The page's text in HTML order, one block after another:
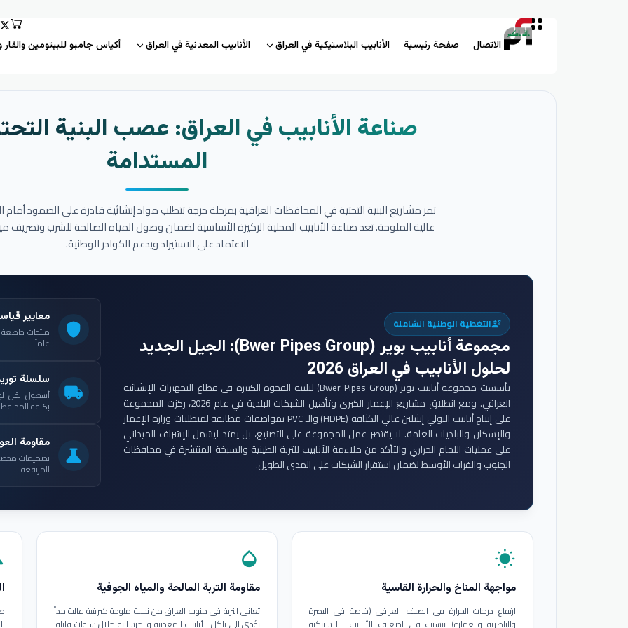
الاتصال صفحة رئيسية الأنابيب البلاستيكية في العراق الأنابيب المعدنية في العراق أكياس جامبو للبيتومين والقار
صناعة الأنابيب في العراق: عصب البنية
المستدامة
تمر مشاريع البنية التحتية في المحافظات العراقية بمرحلة حرجة تتطلب مواد إنشائية قادرة على الصمود أمام
عالية الملوحة. تعد صناعة الأنابيب المحلية الركيزة الأساسية لضمان وصول المياه الصالحة للشرب وتصريف
الاعتماد على الاستيراد ويدعم الكوادر الوطنية.
engineeringالتغطية الوطنية الشاملة
مجموعة أنابيب بوير (Bwer Pipes Group)
: الجيل الجديد
لحلول الأنابيب في العراق 2026
تأسست مجموعة أنابيب بوير (Bwer Pipes Group) لتلبية الفجوة الكبيرة في قطاع التجهيزات الإنشائية
العراقي. ومع انطلاق مشاريع الإعمار الكبرى وتأهيل الشبكات البلدية في عام 2026، ركزت المجموعة
على إنتاج أنابيب البولي إيثيلين عالي الكثافة (HDPE) والـ PVC بمواصفات مطابقة لمتطلبات وزارة الإعمار
والإسكان والبلديات العامة. لا يقتصر عمل المجموعة على التصنيع، بل يمتد ليشمل الإشراف الميداني
على عمليات اللحام الحراري والتأكد من ملاءمة الأنابيب للتربة الطينية والسبخة المنتشرة في محافظات
الجنوب والفرات الأوسط لضمان استقرار الشبكات على المدى الطويل.
shield
معايير
عاماً.
local_shipping
سلسلة
أسطول نقل
بكافة
science
مقاومة
تصميمات
المرتفعة.
wb_sunny
مواجهة المناخ والحرارة القاسية
ارتفاع درجات الحرارة في الصيف العراقي (خاصة في البصرة
والناصرية والعمارة) يتسبب في إضعاف الأنابيب البلاستيكية
opacity
مقاومة التربة المالحة والمياه الجوفية
تعاني التربة في جنوب العراق من نسبة ملوحة كبريتية عالية جداً
تؤدي إلى تآكل الأنابيب المعدنية والخرسانية خلال سنوات قليلة.